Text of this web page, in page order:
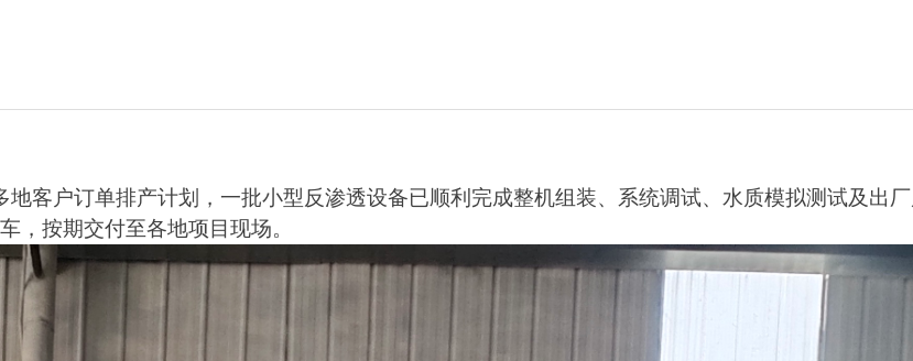
客户订单排产计划，一批小型反渗透设备已顺利完成整机组装、系统调试、水质模拟测试及出
，按期交付至各地项目现场。